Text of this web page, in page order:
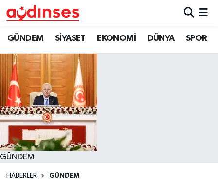
GÜNDEM SİYASET EKONOMİ DÜNYA SPOR
GÜNDEM
HABERLER GÜNDEM
GÜNDEM
SİYASET
EKONOMİ
DÜNYA
SPOR
MAGAZİN
Nöbetçi Eczaneler
Hava Durumu
Aydin Namaz Vakitleri
Trafik Durumu
Süper Lig Puan Durumu ve Fikstür
Tüm Manşetler